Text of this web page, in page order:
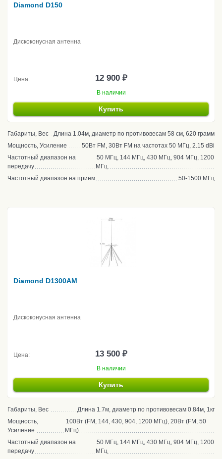
Diamond D150
Дискоконусная антенна
Цена: 12 900 ₽
В наличии
Купить
Габариты, Вес
Длина 1.04м, диаметр по противовесам 58 см, 620 грамм
Мощность, Усиление
50Вт FM, 30Вт FM на частотах 50 МГц, 2.15 dBi
Частотный диапазон на
передачу
50 МГц, 144 МГц, 430 МГц, 904 МГц, 1200
МГц
Частотный диапазон на прием
50-1500 МГц
Diamond D1300AM
Дискоконусная антенна
Цена: 13 500 ₽
В наличии
Купить
Габариты, Вес
Длина 1.7м, диаметр по противовесам 0.84м, 1кг
Мощность,
Усиление
100Вт (FM, 144, 430, 904, 1200 МГц), 20Вт (FM, 50
МГц)
Частотный диапазон на
передачу
50 МГц, 144 МГц, 430 МГц, 904 МГц, 1200
МГц